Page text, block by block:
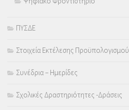
ΠΥΣΔΕ
Στοιχεία Εκτέλεσης Προϋπολογισμού
Συνέδρια – Ημερίδες
Σχολικές Δραστηριότητες -Δράσεις